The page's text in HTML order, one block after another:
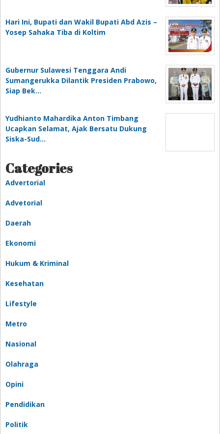
Hari Ini, Bupati dan Wakil Bupati Abd Azis –
Yosep Sahaka Tiba di Koltim
Gubernur Sulawesi Tenggara Andi
Sumangerukka Dilantik Presiden Prabowo,
Siap Bek…
Yudhianto Mahardika Anton Timbang
Ucapkan Selamat, Ajak Bersatu Dukung
Siska-Sud…
Categories
Advertorial
Advetorial
Daerah
Ekonomi
Hukum & Kriminal
Kesehatan
Lifestyle
Metro
Nasional
Olahraga
Opini
Pendidikan
Politik